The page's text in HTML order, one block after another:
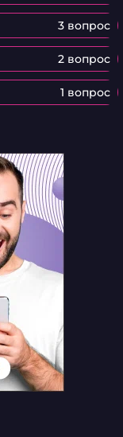
3 вопрос
2 вопрос
1 вопрос